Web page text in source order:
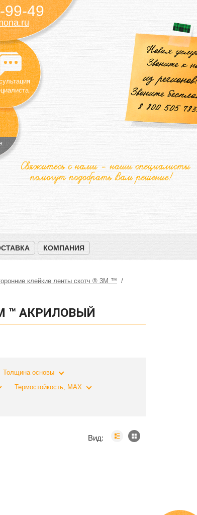
49
КОМПАНИЯ
клейкие ленты скотч ® 3M ™
™ АКРИЛОВЫЙ
Толщина основы
Термостойкость, MAX
Вид: